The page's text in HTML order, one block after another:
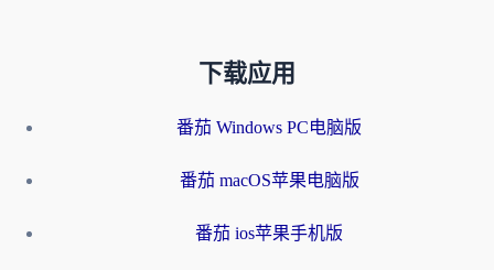
下载应用
番茄 Windows PC电脑版
番茄 macOS苹果电脑版
番茄 ios苹果手机版